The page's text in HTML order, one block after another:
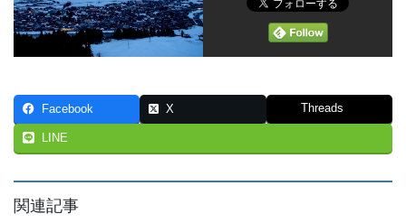
Facebook X Threads
LINE
関連記事